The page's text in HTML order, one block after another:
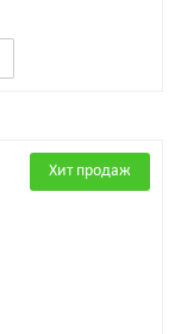
Хит продаж